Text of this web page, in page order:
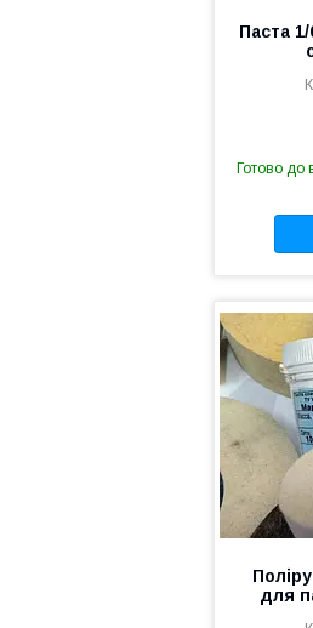
Паста
Готово до
для